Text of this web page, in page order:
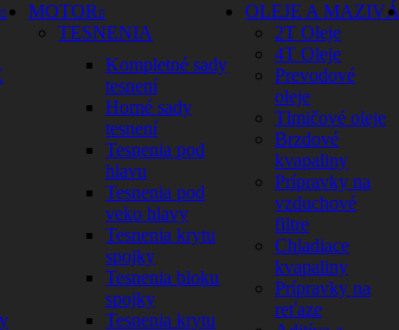
MOTOR
TESNENIA
Kompletné sady
tesnení
Horné sady
tesnení
Tesnenia pod
hlavu
Tesnenia pod
veko hlavy
Tesnenia krytu
spojky
Tesnenia bloku
spojky
Tesnenia krytu
OLEJE A MAZIVÁ
2T Oleje
4T Oleje
Prevodové
oleje
Tlmičové oleje
Brzdové
kvapaliny
Prípravky na
vzduchové
filtre
Chladiace
kvapaliny
Prípravky na
reťaze